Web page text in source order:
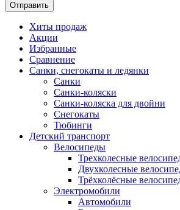
Отправить
Хиты продаж
Акции
Избранные
Сравнение
Санки, снегокаты и ледянки
Санки
Санки-коляски
Санки-коляска для двойни
Снегокаты
Тюбинги
Детский транспорт
Велосипеды
Трехколесные
Двухколесные
Трёхколёсные
Электромобили
Автомобили